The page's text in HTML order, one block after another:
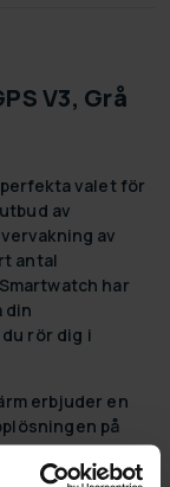
V3, Grå
perfekta valet för
av
av
antal
har
din
rör dig i
erbjuder en
på
Smartwatch